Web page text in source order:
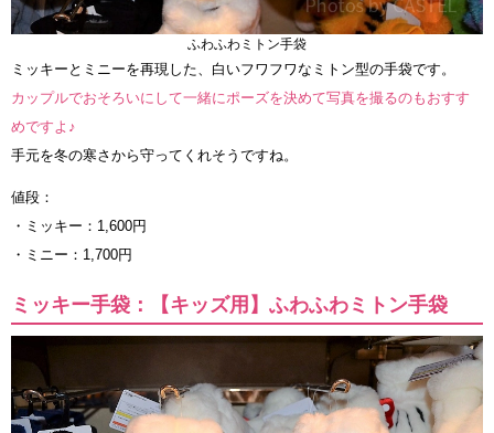
ふわふわミトン手袋
ミッキーとミニーを再現した、白いフワフワなミトン型の手袋です。
カップルでおそろいにして一緒にポーズを決めて写真を撮るのもおすす
めですよ♪
手元を冬の寒さから守ってくれそうですね。
値段：
・ミッキー：1,600円
・ミニー：1,700円
ミッキー手袋：【キッズ用】ふわふわミトン手袋